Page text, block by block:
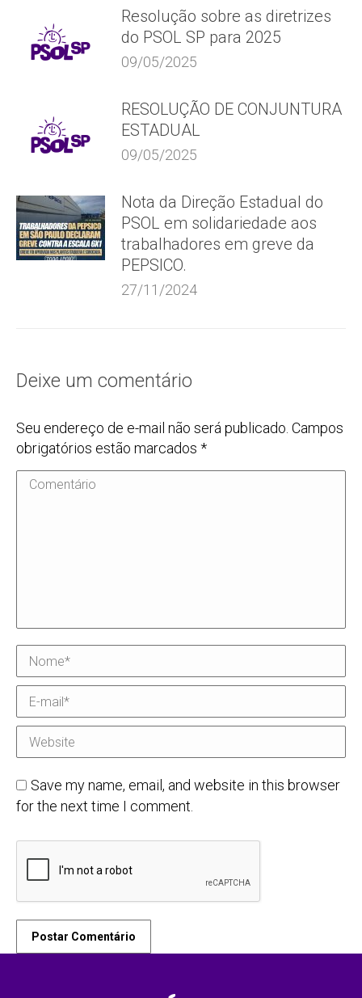
Resolução sobre as diretrizes
do PSOL SP para 2025
09/05/2025
RESOLUÇÃO DE CONJUNTURA
ESTADUAL
09/05/2025
Nota da Direção Estadual do
PSOL em solidariedade aos
trabalhadores em greve da
PEPSICO.
27/11/2024
Deixe um comentário
Seu endereço de e-mail não será publicado. Campos
obrigatórios estão marcados *
Comentário
Nome *
E-mail *
Website
Save my name, email, and website in this browser
for the next time I comment.
Postar Comentário